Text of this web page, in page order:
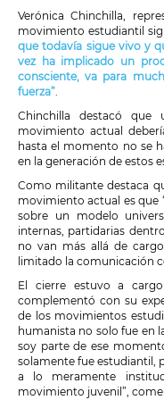
Verónica Chinchilla,
movimiento estudiantil
que todavía sigue vivo y
vez ha implicado un
consciente, va para
fuerza”.
Chinchilla destacó
movimiento actual
hasta el momento no se
en la generación de estos
Como militante destaca
movimiento actual es que
sobre un modelo
internas, partidarias
no van más allá de
limitado la comunicación
El cierre estuvo a
complementó con su
de los movimientos
humanista no solo fue en
soy parte de ese
solamente fue estudiantil,
a lo meramente
movimiento juvenil”,